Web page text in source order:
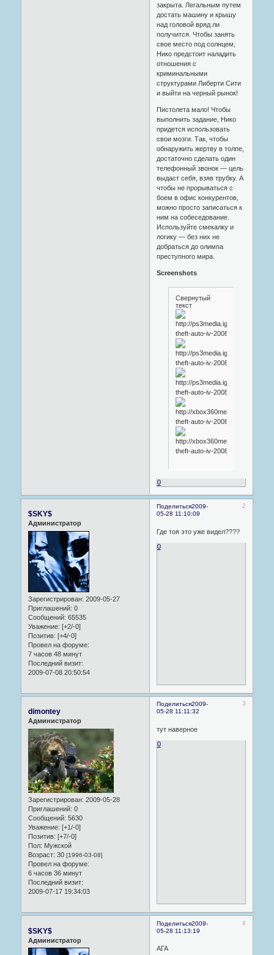
закрыта. Легальным путем
достать машину и крышу
над головой вряд ли
получится. Чтобы занять
свое место под солнцем,
Нико предстоит наладить
отношения с
криминальными
структурами Либерти Сити
и выйти на черный рынок!
Пистолета мало! Чтобы
выполнить задание, Нико
придется использовать
свои мозги. Так, чтобы
обнаружить жертву в толпе,
достаточно сделать один
телефонный звонок — цель
выдаст себя, взяв трубку. А
чтобы не прорываться с
боем в офис конкурентов,
можно просто записаться к
ним на собеседование.
Используйте смекалку и
логику — без них не
добраться до олимпа
преступного мира.
Screenshots
Свернутый
текст
0
Поделиться 2
2009-
05-28 11:10:09
$SKY$
Администратор
Зарегистрирован: 2009-05-27
Приглашений: 0
Сообщений: 65535
Уважение: [+2/-0]
Позитив: [+4/-0]
Провел на форуме:
7 часов 48 минут
Последний визит:
2009-07-08 20:50:54
Где тоя это уже видел????
0
Поделиться 3
2009-
05-28 11:11:32
dimontey
Администратор
Зарегистрирован: 2009-05-28
Приглашений: 0
Сообщений: 5630
Уважение: [+1/-0]
Позитив: [+7/-0]
Пол: Мужской
Возраст: 30 [1996-03-08]
Провел на форуме:
6 часов 36 минут
Последний визит:
2009-07-17 19:34:03
тут наверное
0
Поделиться 4
2009-
05-28 11:13:19
$SKY$
Администратор
АГА